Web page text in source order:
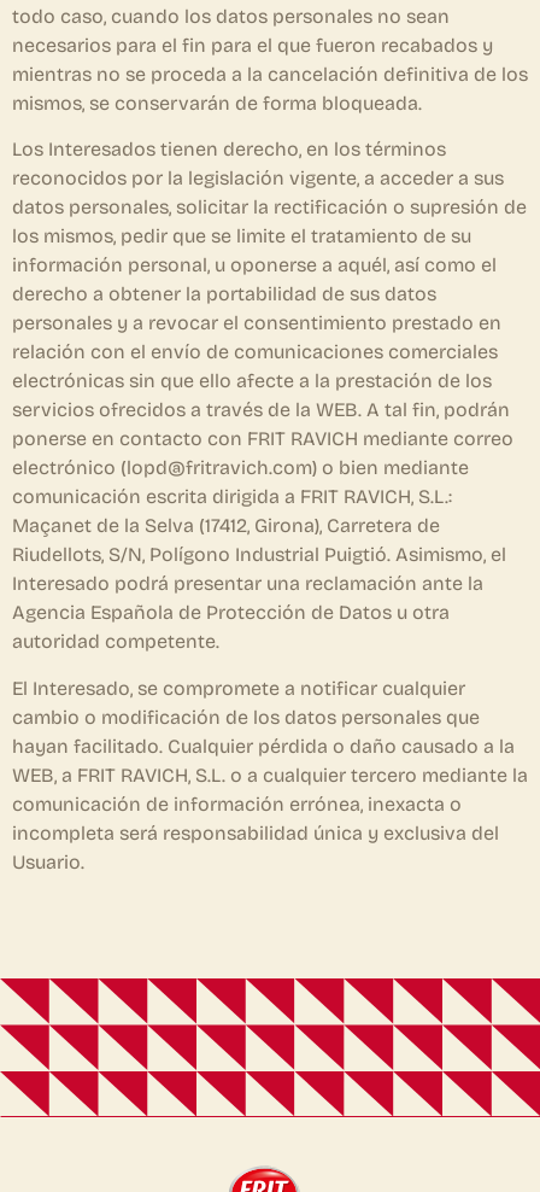
todo caso, cuando los datos personales no sean
necesarios para el fin para el que fueron recabados y
mientras no se proceda a la cancelación definitiva de los
mismos, se conservarán de forma bloqueada.
Los Interesados tienen derecho, en los términos
reconocidos por la legislación vigente, a acceder a sus
datos personales, solicitar la rectificación o supresión de
los mismos, pedir que se limite el tratamiento de su
información personal, u oponerse a aquél, así como el
derecho a obtener la portabilidad de sus datos
personales y a revocar el consentimiento prestado en
relación con el envío de comunicaciones comerciales
electrónicas sin que ello afecte a la prestación de los
servicios ofrecidos a través de la WEB. A tal fin, podrán
ponerse en contacto con FRIT RAVICH mediante correo
electrónico (lopd@fritravich.com) o bien mediante
comunicación escrita dirigida a FRIT RAVICH, S.L.:
Maçanet de la Selva (17412, Girona), Carretera de
Riudellots, S/N, Polígono Industrial Puigtió. Asimismo, el
Interesado podrá presentar una reclamación ante la
Agencia Española de Protección de Datos u otra
autoridad competente.
El Interesado, se compromete a notificar cualquier
cambio o modificación de los datos personales que
hayan facilitado. Cualquier pérdida o daño causado a la
WEB, a FRIT RAVICH, S.L. o a cualquier tercero mediante la
comunicación de información errónea, inexacta o
incompleta será responsabilidad única y exclusiva del
Usuario.